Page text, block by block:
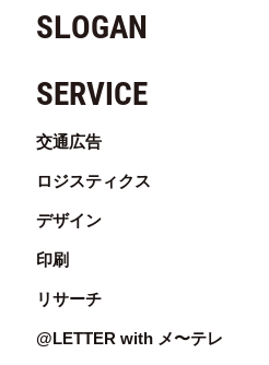
SLOGAN
SERVICE
交通広告
ロジスティクス
デザイン
印刷
リサーチ
@LETTER with メ〜テレ